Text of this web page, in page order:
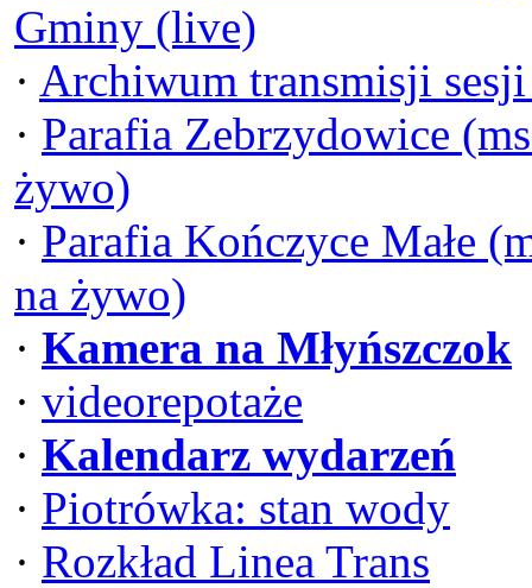
Gminy (live)
· Archiwum transmisji
· Parafia Zebrzydowice
żywo)
· Parafia Kończyce Małe
na żywo)
· Kamera na Młyńszczok
· videorepotaże
· Kalendarz wydarzeń
· Piotrówka: stan wody
· Rozkład Linea Trans